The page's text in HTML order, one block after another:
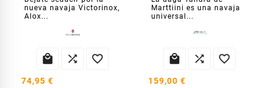
nueva navaja Victorinox,
Alox...
  
74,95 €
Marttiini es una navaja
universal...
  
159,00 €